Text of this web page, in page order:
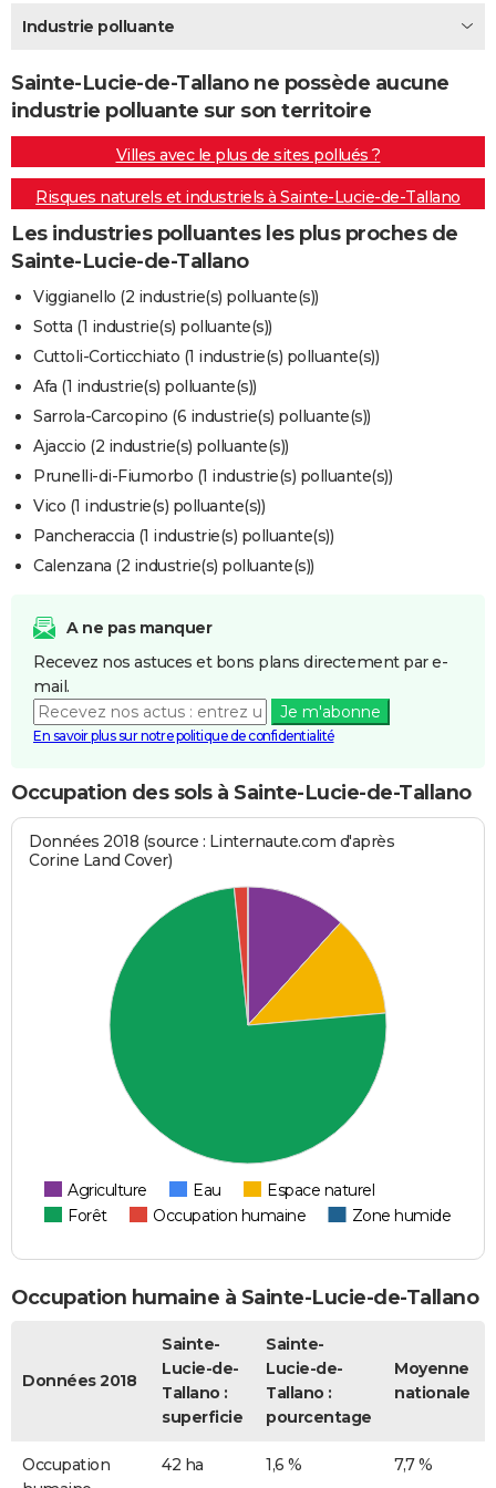
Destinations
City break
Voyage nature
Voyage de noces
Forum
Climat
+PHOTO
GUIDES D'ACHAT
BONS PLANS
CARTE DE VOEUX
Carte de Noël
Carte Bonne année
Carte Saint-Valentin
Carte Pâques
Carte d'anniversaire
DICTIONNAIRE
Dictionnaire
Biographies
Citations
Expressions
Proverbes
PROGRAMME TV
COPAINS D'AVANT
S'inscrire
Se connecter
Lycées
Collèges
Primaires
Universités
Entreprises
Service militaire
Avis de recherche
AVIS DE DÉCÈS
FORUM
Bricolage
Lifestyle
Culture
Sport
Auto
Television
Voyage
Cinema
Industrie polluante
Sainte-Lucie-de-Tallano ne possède aucune
industrie polluante sur son territoire
Villes avec le plus de sites pollués ?
Risques naturels et industriels à Sainte-Lucie-de-Tallano
Les industries polluantes les plus proches de
Sainte-Lucie-de-Tallano
Viggianello (2 industrie(s) polluante(s))
Sotta (1 industrie(s) polluante(s))
Cuttoli-Corticchiato (1 industrie(s) polluante(s))
Afa (1 industrie(s) polluante(s))
Sarrola-Carcopino (6 industrie(s) polluante(s))
Ajaccio (2 industrie(s) polluante(s))
Prunelli-di-Fiumorbo (1 industrie(s) polluante(s))
Vico (1 industrie(s) polluante(s))
Pancheraccia (1 industrie(s) polluante(s))
Calenzana (2 industrie(s) polluante(s))
A ne pas manquer
Recevez nos astuces et bons plans directement par e-
mail.
Je m'abonne
En savoir plus sur notre politique de confidentialité
Occupation des sols à Sainte-Lucie-de-Tallano
Données 2018 (source : Linternaute.com d'après
Corine Land Cover)
Agriculture Eau
Espace naturel
Forêt
Occupation humaine Zone humide
Occupation humaine à Sainte-Lucie-de-Tallano
Données 2018
Sainte-
Lucie-de-
Tallano :
superficie
Sainte-
Lucie-de-
Tallano :
pourcentage
Moyenne
nationale
Occupation
42 ha 1,6 % 7,7 %